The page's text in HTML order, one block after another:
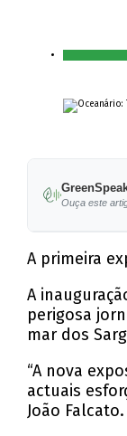
Ouça este
A primeira
A
perigosa
mar dos
“A nova
actuais
João Falcato.